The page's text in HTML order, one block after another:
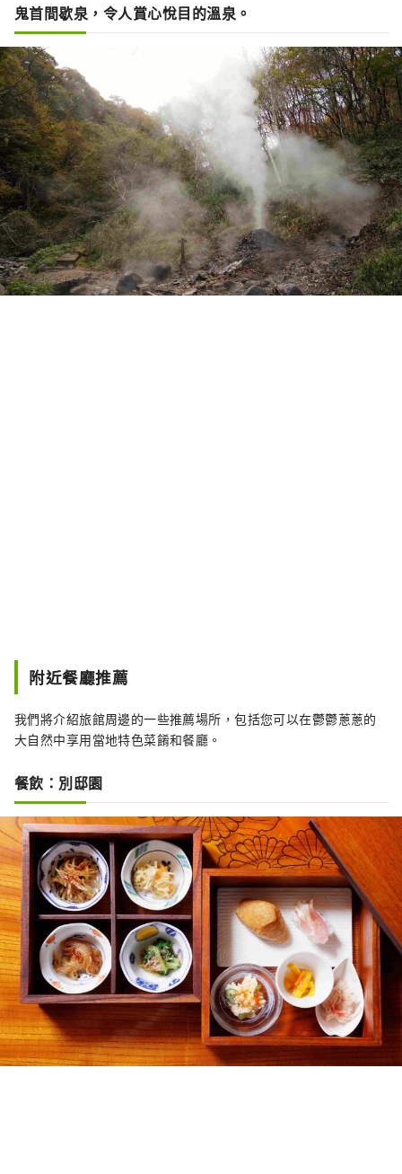
鬼首間歇泉，令人賞心悅目的溫泉。
附近餐廳推薦
我們將介紹旅館周邊的一些推薦場所，包括您可以在鬱鬱蔥蔥的
大自然中享用當地特色菜餚和餐廳。
餐飲：別邸園